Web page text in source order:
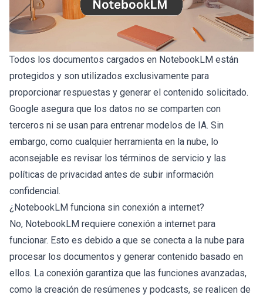
Todos los documentos cargados en NotebookLM están
protegidos y son utilizados exclusivamente para
proporcionar respuestas y generar el contenido solicitado.
Google asegura que los datos no se comparten con
terceros ni se usan para entrenar modelos de IA. Sin
embargo, como cualquier herramienta en la nube, lo
aconsejable es revisar los términos de servicio y las
políticas de privacidad antes de subir información
confidencial.
¿NotebookLM funciona sin conexión a internet?
No, NotebookLM requiere conexión a internet para
funcionar. Esto es debido a que se conecta a la nube para
procesar los documentos y generar contenido basado en
ellos. La conexión garantiza que las funciones avanzadas,
como la creación de resúmenes y podcasts, se realicen de